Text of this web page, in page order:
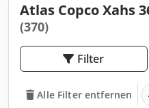
Atlas Copco Xahs
(370)
Filter
Alle Filter entfernen